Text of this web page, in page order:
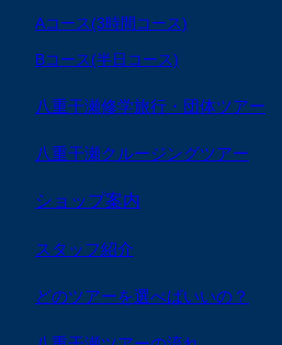
Aコース(3時間コース)
Bコース(半日コース)
八重干瀬修学旅行・団体ツアー
八重干瀬クルージングツアー
ショップ案内
スタッフ紹介
どのツアーを選べばいいの？